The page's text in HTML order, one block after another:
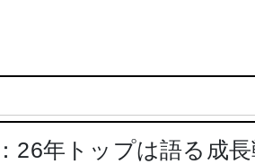
26年トップは語る成